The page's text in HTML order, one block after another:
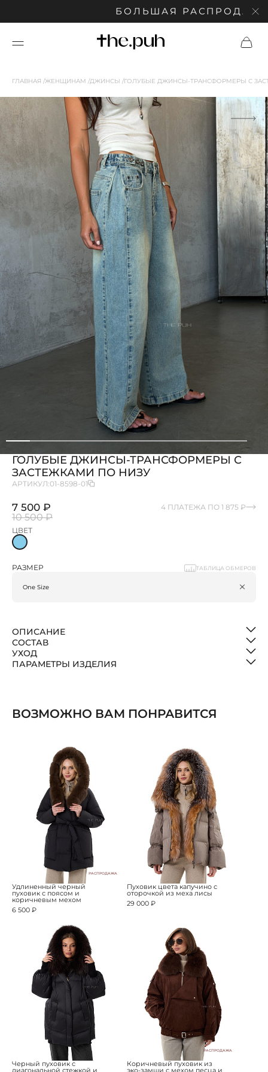
БОЛЬШАЯ РАСПРОДАЖА:
ГЛАВНАЯ ЖЕНЩИНАМ ДЖИНСЫ ГОЛУБЫЕ ДЖИНСЫ-ТРАНСФОРМЕРЫ С
ГОЛУБЫЕ ДЖИНСЫ-ТРАНСФОРМЕРЫ С
ЗАСТЕЖКАМИ ПО НИЗУ
АРТИКУЛ:01-8598-01
7 500 ₽
10 500 ₽
4 ПЛАТЕЖА ПО 1 875 ₽
ЦВЕТ
РАЗМЕР ТАБЛИЦА ОБМЕРОВ
ОПИСАНИЕ
СОСТАВ
УХОД
ПАРАМЕТРЫ ИЗДЕЛИЯ
ВОЗМОЖНО ВАМ ПОНРАВИТСЯ
РАСПРОДАЖА
Удлиненный черный
пуховик с поясом и
коричневым мехом
6 500 ₽
Пуховик цвета капучино с
оторочкой из меха лисы
29 000 ₽
Черный пуховик с
диагональной стежкой и
РАСПРОДАЖА
Коричневый пуховик из
эко-замши с мехом песца и